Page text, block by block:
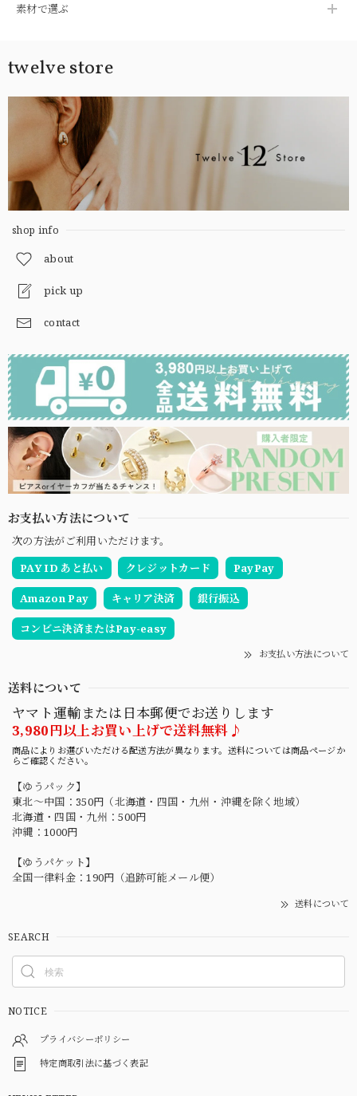
素材で選ぶ
twelve store
shop info
about
pick up
contact
お支払い方法について
次の方法がご利用いただけます。
PAY ID あと払い
クレジットカード PayPay
Amazon Pay キャリア決済 銀行振込
コンビニ決済またはPay-easy
お支払い方法について
送料について
ヤマト運輸または日本郵便でお送りします
3,980円以上お買い上げで送料無料♪
商品によりお選びいただける配送方法が異なります。送料については商品ページか
らご確認ください。
【ゆうパック】
東北〜中国：350円（北海道・四国・九州・沖縄を除く地域）
北海道・四国・九州：500円
沖縄：1000円
【ゆうパケット】
全国一律料金：190円（追跡可能メール便）
送料について
SEARCH
NOTICE
プライバシーポリシー
特定商取引法に基づく表記